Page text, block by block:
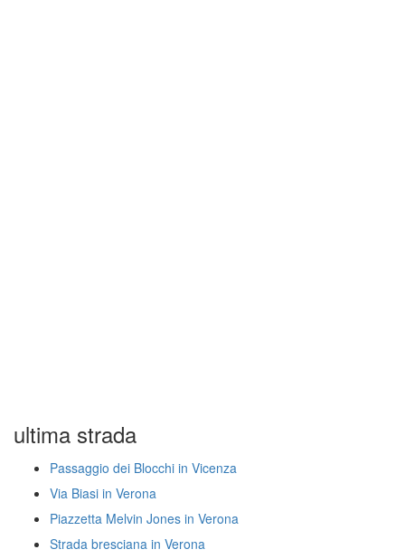
ultima strada
Passaggio dei Blocchi in Vicenza
Via Biasi in Verona
Piazzetta Melvin Jones in Verona
Strada bresciana in Verona